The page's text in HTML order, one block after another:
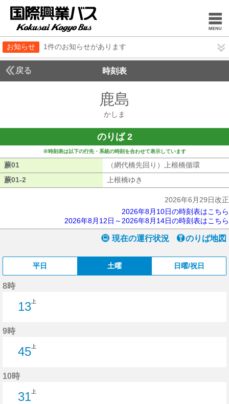
お知らせ 1件のお知らせがあります
戻る 時刻表
鹿島
かしま
のりば 2
※時刻表は以下の行先・系統の時刻を合わせて表示しています
蕨01 （網代橋先回り）上根橋循環
蕨01-2
上根橋ゆき
2026年6月29日改正
2026年8月10日の時刻表はこちら
2026年8月12日～2026年8月14日の時刻表はこちら
現在の運行状況 のりば地図
平日 土曜 日曜/祝日
8時
13 上
9時
45 上
10時
31 上